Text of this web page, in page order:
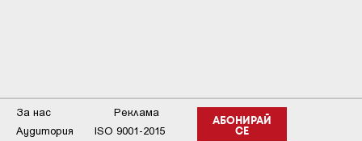
АБОНИРАЙ
СЕ
За нас
Реклама
Аудитория
ISO 9001-2015